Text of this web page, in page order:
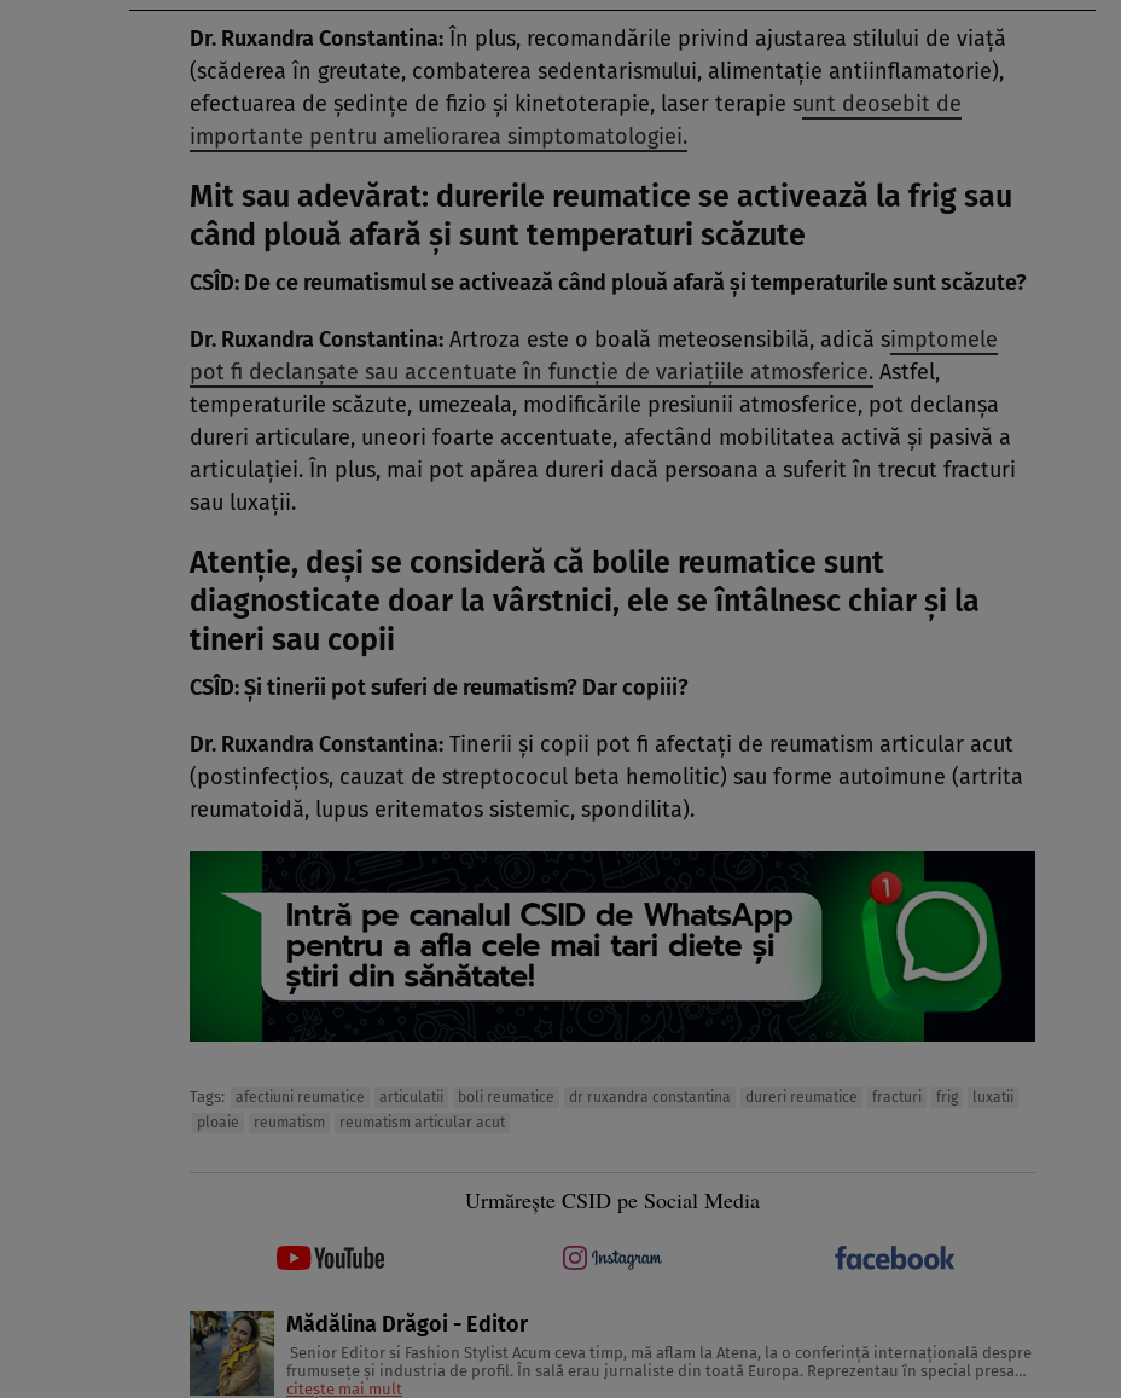
Dr. Ruxandra Constantina: În plus, recomandările privind ajustarea stilului de viață
(scăderea în greutate, combaterea sedentarismului, alimentație antiinflamatorie),
efectuarea de ședințe de fizio și kinetoterapie, laser terapie sunt deosebit de
importante pentru ameliorarea simptomatologiei.
Mit sau adevărat: durerile reumatice se activează la frig sau
când plouă afară și sunt temperaturi scăzute
CSÎD: De ce reumatismul se activează când plouă afară și temperaturile sunt scăzute?
Dr. Ruxandra Constantina: Artroza este o boală meteosensibilă, adică simptomele
pot fi declanșate sau accentuate în funcție de variațiile atmosferice. Astfel,
temperaturile scăzute, umezeala, modificările presiunii atmosferice, pot declanșa
dureri articulare, uneori foarte accentuate, afectând mobilitatea activă și pasivă a
articulației. În plus, mai pot apărea dureri dacă persoana a suferit în trecut fracturi
sau luxații.
Atenție, deși se consideră că bolile reumatice sunt
diagnosticate doar la vârstnici, ele se întâlnesc chiar și la
tineri sau copii
CSÎD: Și tinerii pot suferi de reumatism? Dar copiii?
Dr. Ruxandra Constantina: Tinerii și copii pot fi afectați de reumatism articular acut
(postinfecțios, cauzat de streptococul beta hemolitic) sau forme autoimune (artrita
reumatoidă, lupus eritematos sistemic, spondilita).
Tags: afectiuni reumatice articulatii boli reumatice dr ruxandra constantina dureri reumatice fracturi frig
luxatii
ploaie
reumatism reumatism articular acut
Urmărește CSID pe Social Media
Mădălina Drăgoi - Editor
Senior Editor si Fashion Stylist Acum ceva timp, mă aflam la Atena, la o conferinţă internaţională despre
frumuseţe şi industria de profil. În sală erau jurnaliste din toată Europa. Reprezentau în special presa
glossy. Multe dintre ele erau parcă scoase din paginile revistelor pentru ...
citește mai mult